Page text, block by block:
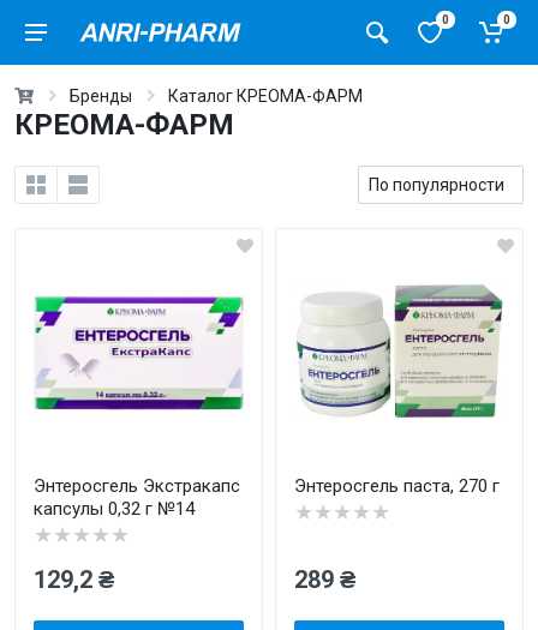
0 0
Бренды Каталог КРЕОМА-ФАРМ
КРЕОМА-ФАРМ
Энтеросгель Экстракапс
капсулы 0,32 г №14
★★★★★
129,2 ₴
Энтеросгель паста, 270 г
★★★★★
289 ₴